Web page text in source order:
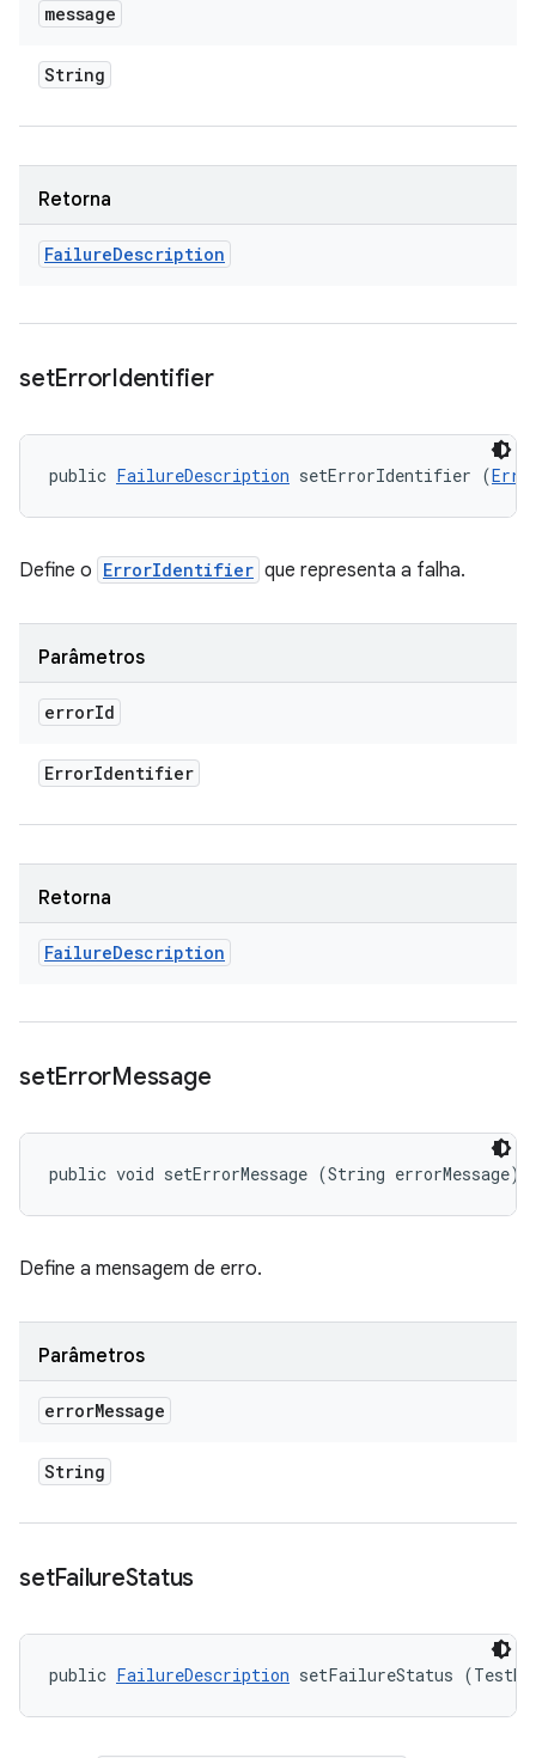
message
String
Retorna
FailureDescription
setErrorIdentifier
public FailureDescription setErrorIdentifier (
Define o ErrorIdentifier que representa a falha.
Parâmetros
errorId
ErrorIdentifier
Retorna
FailureDescription
setErrorMessage
public void setErrorMessage (String errorMessage)
Define a mensagem de erro.
Parâmetros
errorMessage
String
setFailureStatus
public FailureDescription setFailureStatus